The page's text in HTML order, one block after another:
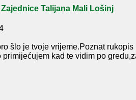
Talijana Mali Lošinj
šlo je tvoje vrijeme.Poznat
primijećujem kad te vidim po